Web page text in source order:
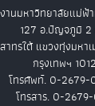
านมหาวิทยาลัยแม่ฟ้
127 อ.ปัญจภูมิ 2
าทรใต้ แขวงทุ่งมหา
กรุงเทพฯ
โทรศัพท์. 0-
โทรสาร. 0-